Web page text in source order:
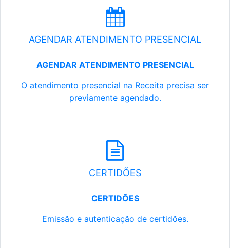
AGENDAR ATENDIMENTO PRESENCIAL
AGENDAR ATENDIMENTO PRESENCIAL
O atendimento presencial na Receita precisa ser
previamente agendado.
CERTIDÕES
CERTIDÕES
Emissão e autenticação de certidões.